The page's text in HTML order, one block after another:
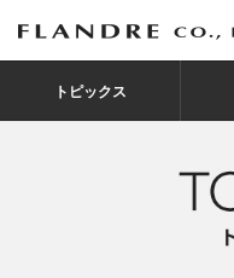
トピックス